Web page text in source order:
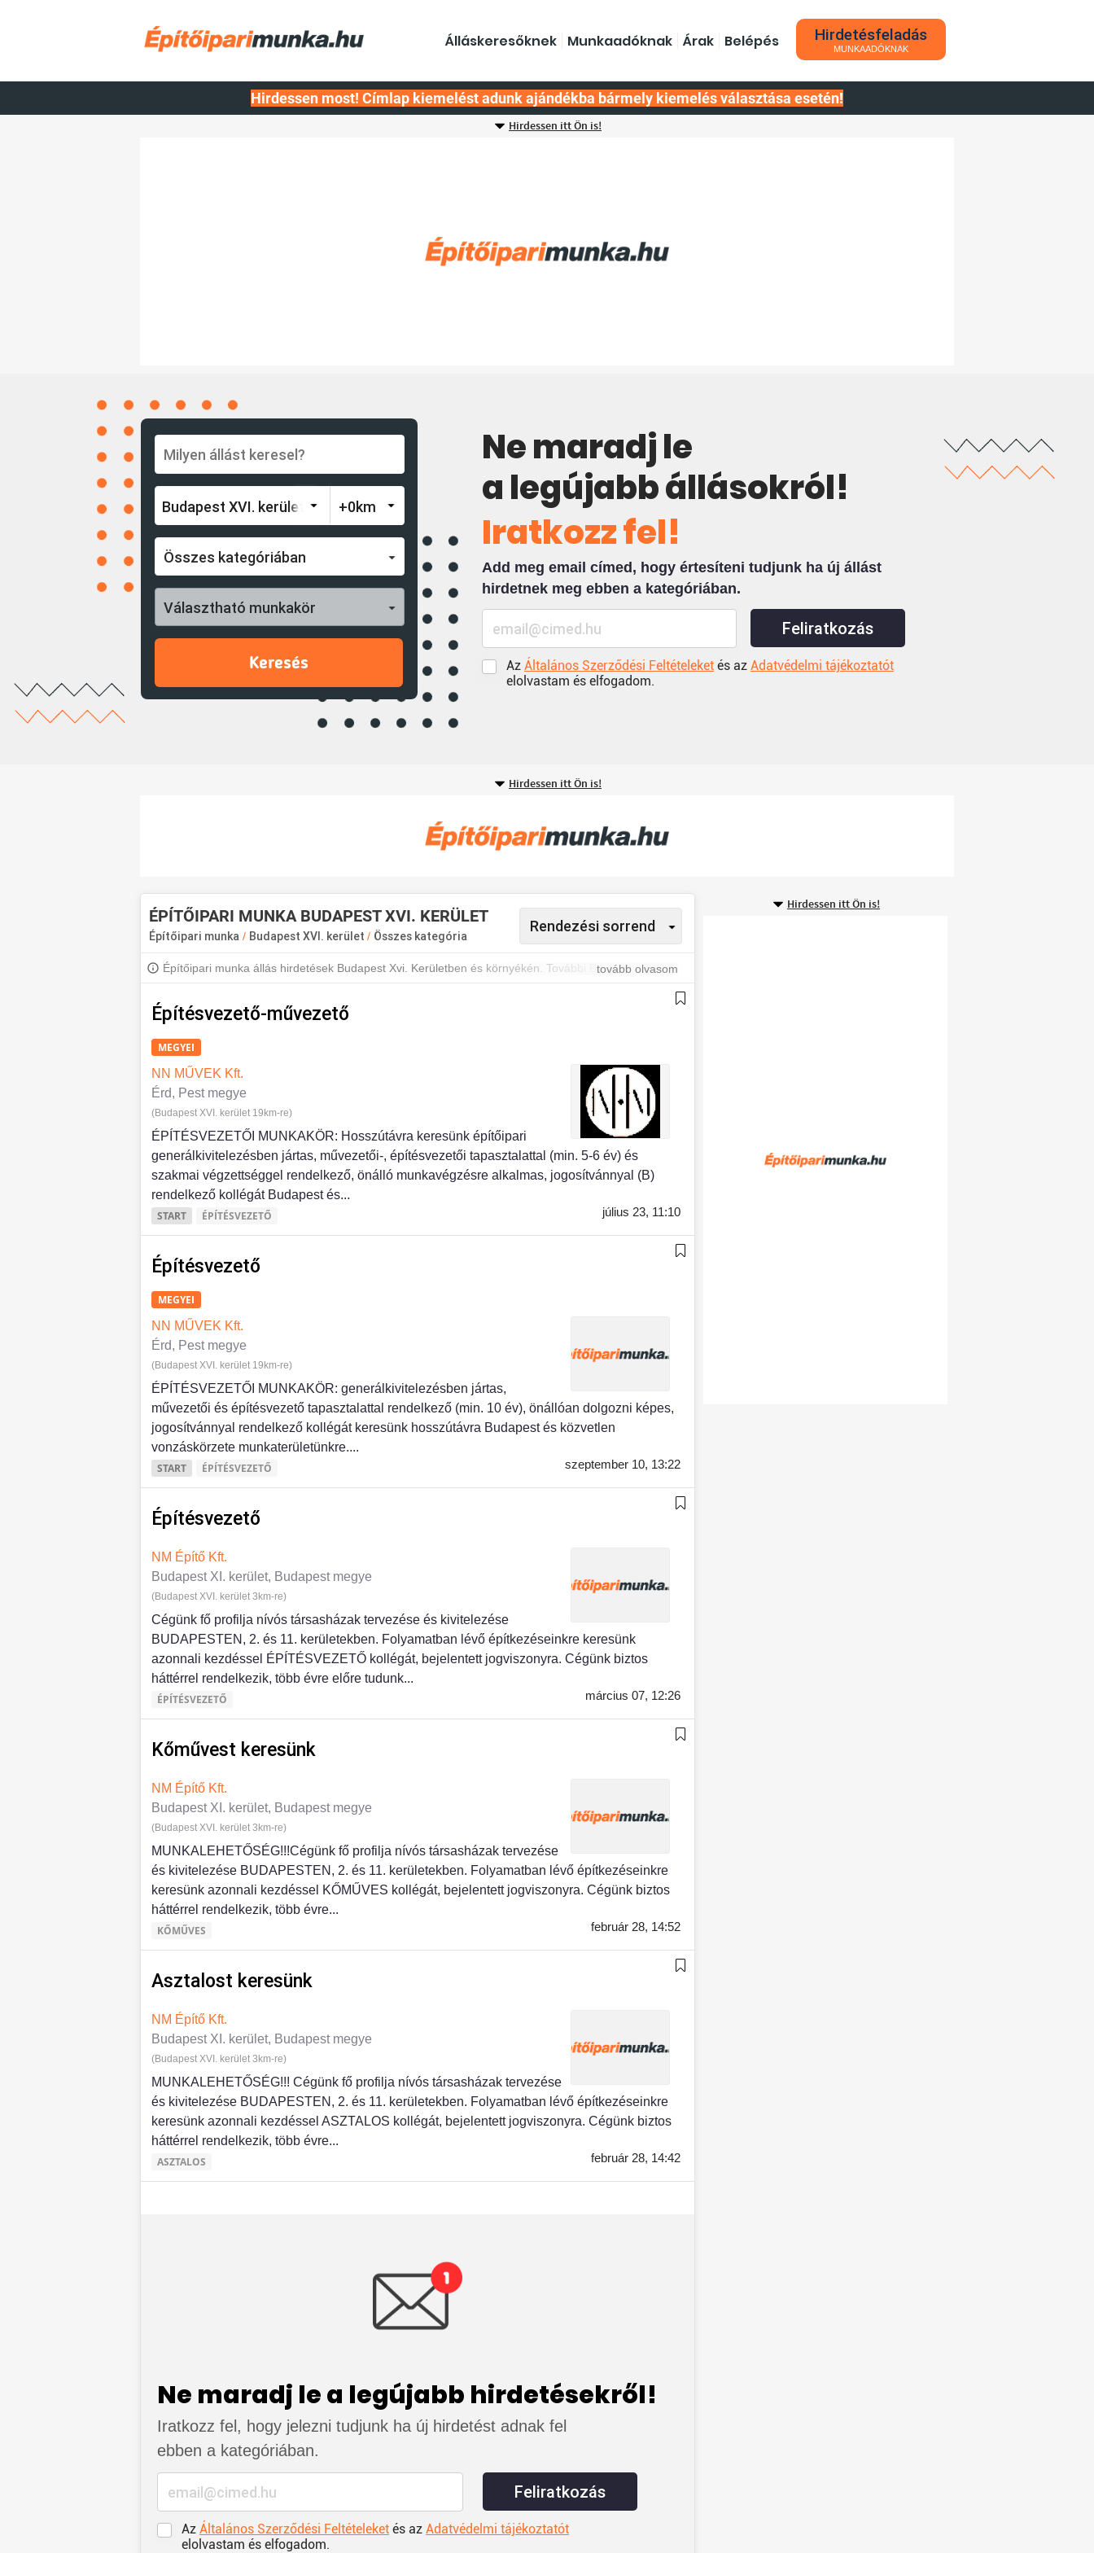
Hirdetésfeladás
MUNKAADÓKNAK
Belépés
Árak
Munkaadóknak
Álláskeresőknek
Hirdessen most! Címlap kiemelést adunk ajándékba bármely kiemelés választása esetén!
Hirdessen itt Ön is!
Összes kategóriában
Választható munkakör
Keresés
Ne maradj le
a legújabb állásokról!
Iratkozz fel!
Add meg email címed, hogy értesíteni tudjunk ha új állást
hirdetnek meg ebben a kategóriában.
Feliratkozás
Az Általános Szerződési Feltételeket és az Adatvédelmi tájékoztatót
elolvastam és elfogadom.
Hirdessen itt Ön is!
ÉPÍTŐIPARI MUNKA BUDAPEST XVI. KERÜLET
Építőipari munka / Budapest XVI. kerület / Összes kategória
Építőipari munka állás hirdetések Budapest Xvi. Kerületben és környékén. További Budapest XVI.
tovább olvasom
Építésvezető-művezető
MEGYEI
NN MŰVEK Kft.
Érd, Pest megye
(Budapest XVI. kerület 19km-re)
ÉPÍTÉSVEZETŐI MUNKAKÖR: Hosszútávra keresünk építőipari
generálkivitelezésben jártas, művezetői-, építésvezetői tapasztalattal (min. 5-6 év) és
szakmai végzettséggel rendelkező, önálló munkavégzésre alkalmas, jogosítvánnyal (B)
rendelkező kollégát Budapest és...
START
ÉPÍTÉSVEZETŐ július 23, 11:10
Építésvezető
MEGYEI
NN MŰVEK Kft.
Érd, Pest megye
(Budapest XVI. kerület 19km-re)
ÉPÍTÉSVEZETŐI MUNKAKÖR: generálkivitelezésben jártas,
művezetői és építésvezető tapasztalattal rendelkező (min. 10 év), önállóan dolgozni képes,
jogosítvánnyal rendelkező kollégát keresünk hosszútávra Budapest és közvetlen
vonzáskörzete munkaterületünkre....
START
ÉPÍTÉSVEZETŐ szeptember 10, 13:22
Építésvezető
NM Építő Kft.
Budapest XI. kerület, Budapest megye
(Budapest XVI. kerület 3km-re)
Cégünk fő profilja nívós társasházak tervezése és kivitelezése
BUDAPESTEN, 2. és 11. kerületekben. Folyamatban lévő építkezéseinkre keresünk
azonnali kezdéssel ÉPÍTÉSVEZETŐ kollégát, bejelentett jogviszonyra. Cégünk biztos
háttérrel rendelkezik, több évre előre tudunk...
ÉPÍTÉSVEZETŐ
március 07, 12:26
Kőművest keresünk
NM Építő Kft.
Budapest XI. kerület, Budapest megye
(Budapest XVI. kerület 3km-re)
MUNKALEHETŐSÉG!!!Cégünk fő profilja nívós társasházak tervezése
és kivitelezése BUDAPESTEN, 2. és 11. kerületekben. Folyamatban lévő építkezéseinkre
keresünk azonnali kezdéssel KŐMŰVES kollégát, bejelentett jogviszonyra. Cégünk biztos
háttérrel rendelkezik, több évre...
KŐMŰVES
február 28, 14:52
Asztalost keresünk
NM Építő Kft.
Budapest XI. kerület, Budapest megye
(Budapest XVI. kerület 3km-re)
MUNKALEHETŐSÉG!!! Cégünk fő profilja nívós társasházak tervezése
és kivitelezése BUDAPESTEN, 2. és 11. kerületekben. Folyamatban lévő építkezéseinkre
keresünk azonnali kezdéssel ASZTALOS kollégát, bejelentett jogviszonyra. Cégünk biztos
háttérrel rendelkezik, több évre...
ASZTALOS
február 28, 14:42
Ne maradj le a legújabb hirdetésekről!
Iratkozz fel, hogy jelezni tudjunk ha új hirdetést adnak fel
ebben a kategóriában.
Feliratkozás
Az Általános Szerződési Feltételeket és az Adatvédelmi tájékoztatót
elolvastam és elfogadom.
Hirdessen itt Ön is!